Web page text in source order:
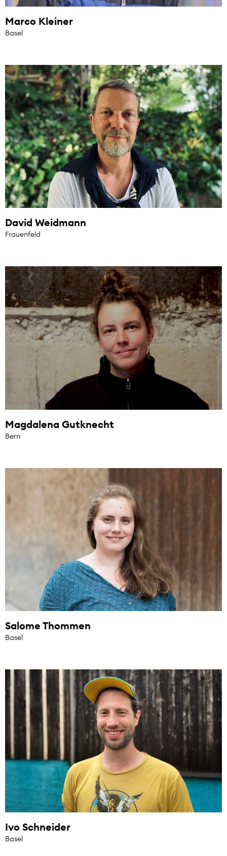
Marco Kleiner
Basel
David Weidmann
Frauenfeld
Magdalena Gutknecht
Bern
Salome Thommen
Basel
Ivo Schneider
Basel